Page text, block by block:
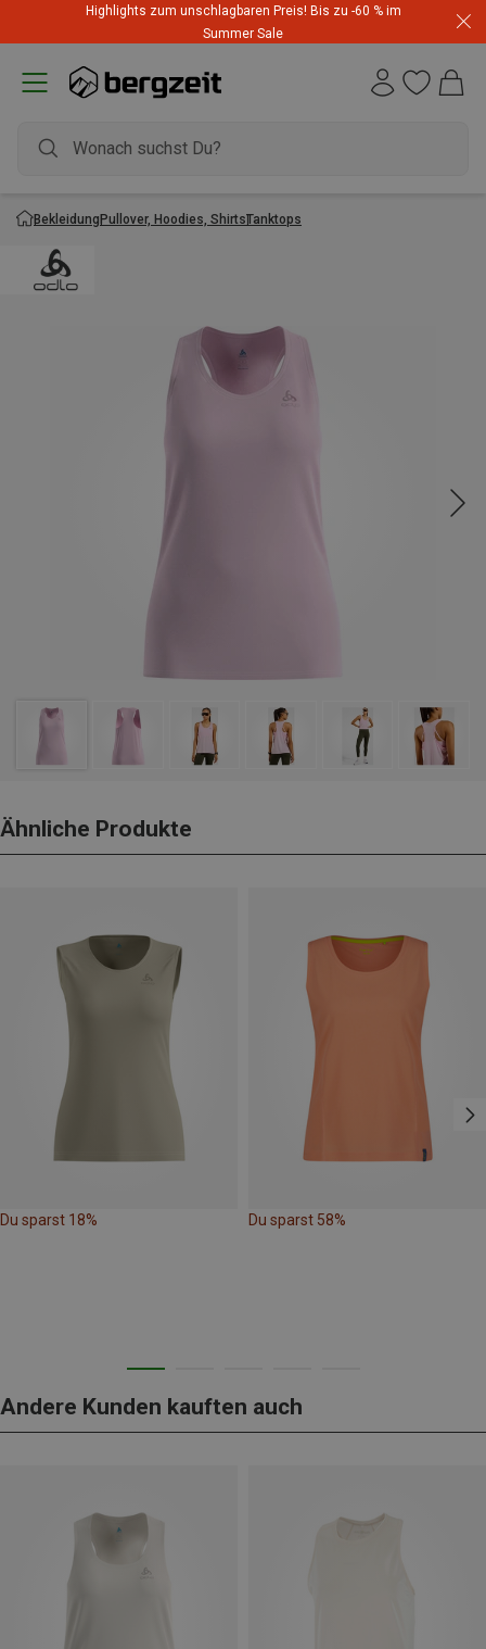
Highlights zum unschlagbaren Preis! Bis zu -60 % im
Summer Sale
BekleidungPullover, Hoodies, ShirtsTanktops
Ähnliche Produkte
Du sparst 18% Du sparst 58%
Andere Kunden kauften auch